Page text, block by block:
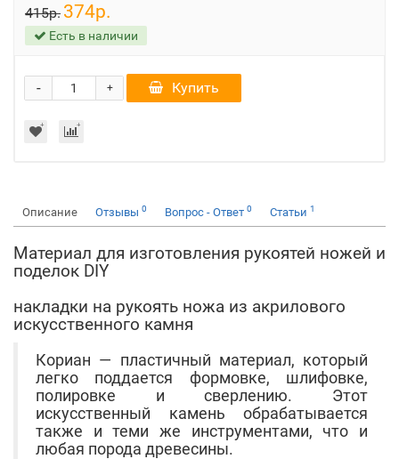
415р. 374р.
Есть в наличии
+
- Купить
Описание Отзывы 0 Вопрос - Ответ 0 Статьи 1
Материал для изготовления рукоятей ножей и
поделок DIY
накладки на рукоять ножа из акрилового
искусственного камня
Кориан — пластичный материал, который
легко поддается формовке, шлифовке,
полировке и сверлению. Этот
искусственный камень обрабатывается
также и теми же инструментами, что и
любая порода древесины.